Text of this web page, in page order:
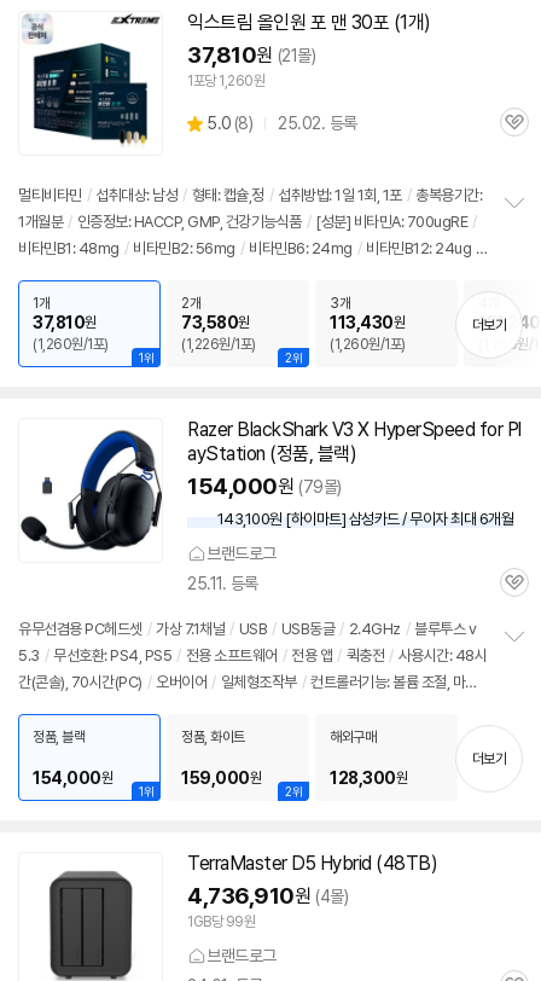
익스트림 올인원 포 맨 30포 (1개)
37,810원 (21몰)
1포당 1,260원
별
5.0 (상
뷰
8) 25.02. 등록
관
멀티비타민 / 섭취대상: 남성 / 형태: 캡슐,정 / 섭취방법: 1일 1회, 1포 / 총복용기간:
1개월분 / 인증정보: HACCP, GMP, 건강기능식품 / [성분] 비타민A: 700ugRE /
비타민B1: 48mg / 비타민B2: 56mg / 비타민B6: 24mg / 비타민B12: 24ug /
아신: 45mgNE
비오틴: 150ug 엽산: 400ugDFE
마그
네슘: 315mg
/ 구리: 0.8mg 망간: 3mg / 철분: 12mg
루테인:
20mg / EPA+DHA: 600mg / 실리마린: 130mg 크롬: 30ug / [효능] 면역
신경, 근육기능지원 간건강 / 출시가: 232,000원
기
1위
1개
37,810원
(1,260원/1포)
2위
2개
73,580원
(1,226원/1포)
3개
113,430원
(1,260원/1포)
151,240
(1,260원/
더보기
Razer BlackShark V3 X HyperSpeed for Pl
ayStation (정품, 블랙)
154,000원 (79몰)
143,100원 [하이마트] 삼성카드 / 무이자 최대 6개월
브랜드로그
25.11. 등록
관
유무선겸용 PC헤드셋 / 가상 7.1채널 / USB / USB동글 / 2.4GHz / 블루투스 v
5.3 / 무선호환: PS4, PS5 / 전용 소프트웨어 / 전용 앱 / 퀵충전 / 사용시간: 48시
간(콘솔), 70시간(PC) / 오버이어 / 일체형조작부 / 컨트롤러기능: 볼륨 조절, 마이
무게: 270g
출시가: 232,000원
기
1위
정품, 블랙
154,000원
2위
정품, 화이트
159,000원
해외구매
128,300원
더보기
TerraMaster D5 Hybrid (48TB)
4,736,910원 (4몰)
1GB당 99원
브랜드로그